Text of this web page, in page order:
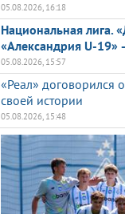
05.08.2026, 16:18
Национальная лига.
«Александрия U-
05.08.2026, 15:57
«Реал» договорился
своей истории
05.08.2026, 15:48